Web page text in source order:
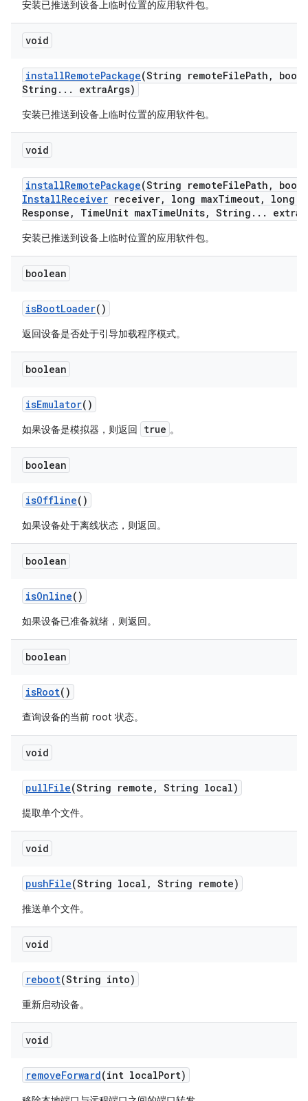
安装已推送到设备上临时位置的应用软件包。
void
installRemotePackage(String remoteFilePath ,
String . . . extraArgs)
安装已推送到设备上临时位置的应用软件包。
void
installRemotePackage(String remoteFilePath ,
InstallReceiver receiver, long maxTimeout,
long
Response , TimeUnit maxTimeUnits, String . . . extra
安装已推送到设备上临时位置的应用软件包。
boolean
isBootLoader()
返回设备是否处于引导加载程序模式。
boolean
isEmulator()
如果设备是模拟器，则返回 true 。
boolean
isOffline()
如果设备处于离线状态，则返回。
boolean
isOnline()
如果设备已准备就绪，则返回。
boolean
isRoot()
查询设备的当前 root 状态。
void
pullFile(String remote , String local)
提取单个文件。
void
pushFile(String local , String remote)
推送单个文件。
void
reboot(String into)
重新启动设备。
void
removeForward(int localPort)